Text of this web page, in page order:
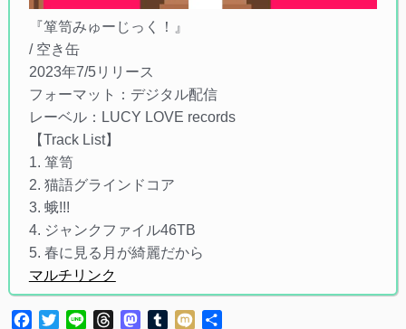
『箪笥みゅーじっく！』
/ 空き缶
2023年7/5リリース
フォーマット：デジタル配信
レーベル：LUCY LOVE records
【Track List】
1. 箪笥
2. 猫語グラインドコア
3. 蛾!!!
4. ジャンクファイル46TB
5. 春に見る月が綺麗だから
マルチリンク
Facebook
TwitterLine ThreadsMastodon
Tumblr
Mixi